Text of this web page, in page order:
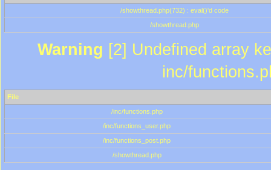
/showthread.php(732) : eval()'d code
/showthread.php
Warning [2] Undefined array
inc/
File
/inc/functions.php
/inc/functions_user.php
/inc/functions_post.php
/showthread.php